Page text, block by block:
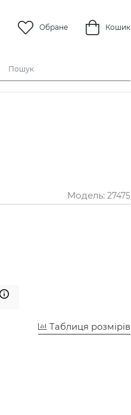
Обране Кошик
Модель: 27475
Таблиця розмірів